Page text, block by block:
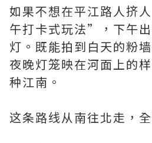
如果不想在平江路人挤
午打卡式玩法”，下午
灯。既能拍到白天的粉
夜晚灯笼映在河面上的
种江南。
这条路线从南往北走，